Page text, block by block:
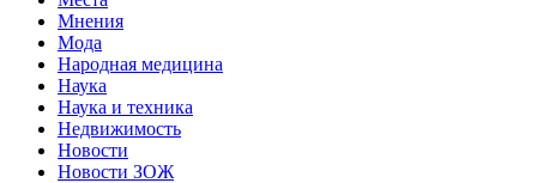
Мнения
Мода
Народная медицина
Наука
Наука и техника
Недвижимость
Новости
Новости ЗОЖ